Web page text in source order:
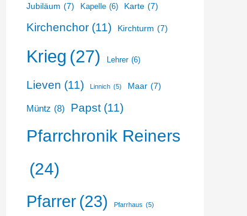
Jubiläum (7) Kapelle (6) Karte (7)
Kirchenchor (11) Kirchturm (7)
Krieg (27) Lehrer (6)
Lieven (11) Linnich (5) Maar (7)
Müntz (8) Papst (11)
Pfarrchronik Reiners
(24)
Pfarrer(23) Pfarrhaus (5)